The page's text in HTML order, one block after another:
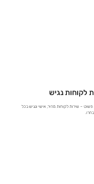
לקוחות נגיש
פשוט – שירות לקוחות מהיר, אישי ונגיש בכל